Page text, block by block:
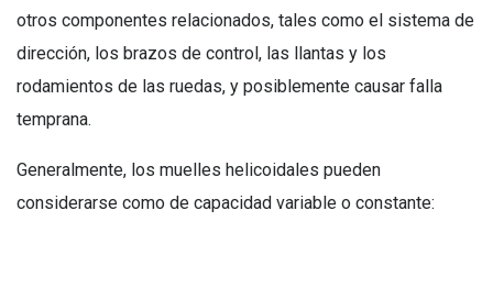
otros componentes relacionados, tales como el sistema de
dirección, los brazos de control, las llantas y los
rodamientos de las ruedas, y posiblemente causar falla
temprana.
Generalmente, los muelles helicoidales pueden
considerarse como de capacidad variable o constante: